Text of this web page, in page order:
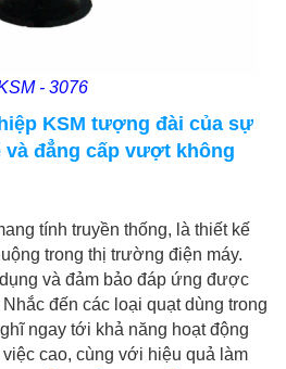
- 3076
KSM tượng đài của sự
và đẳng cấp vượt không
tính truyền thống, là thiết kế
trong thị trường điện máy.
và đảm bảo đáp ứng được
đến các loại quạt dùng trong
ngay tới khả năng hoạt động
cao, cùng với hiệu quả làm